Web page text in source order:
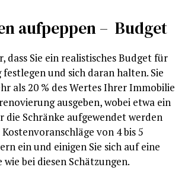
aufpeppen – Budget
dass Sie ein realistisches Budget für
und sich daran halten. Sie
als 20 % des Wertes Ihrer Immobilie
ausgeben, wobei etwa ein
Schränke aufgewendet werden
von 4 bis 5
ein und einigen Sie sich auf eine
bei diesen Schätzungen.